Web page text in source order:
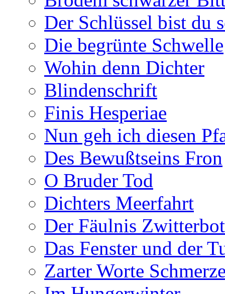
Der Schlüssel bist du
Die begrünte Schwelle
Wohin denn Dichter
Blindenschrift
Finis Hesperiae
Nun geh ich diesen
Des Bewußtseins Fron
O Bruder Tod
Dichters Meerfahrt
Der Fäulnis
Das Fenster und der
Zarter Worte